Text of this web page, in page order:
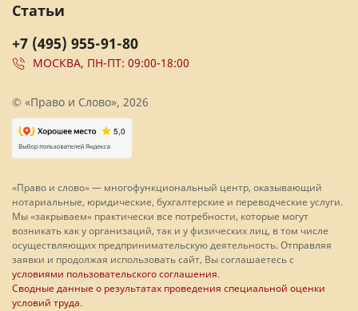
+7 (495) 955-91-80
МОСКВА, ПН-ПТ: 09:00-18:00
Статьи
© «Право и Слово», 2026
«Право и слово» — многофункциональный центр, оказывающий
нотариальные, юридические, бухгалтерские и переводческие услуги.
Мы «закрываем» практически все потребности, которые могут
возникать как у организаций, так и у физических лиц, в том числе
осуществляющих предпринимательскую деятельность. Отправляя
заявки и продолжая использовать сайт, Вы соглашаетесь с
условиями пользовательского соглашения.
Сводные данные о результатах проведения специальной оценки
условий труда.